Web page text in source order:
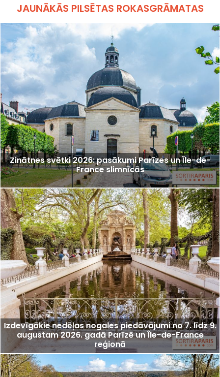
JAUNĀKĀS PILSĒTAS ROKASGRĀMATAS
Zinātnes svētki 2026: pasākumi Parīzes un Île-de-
France slimnīcās
Izdevīgākie nedēļas nogales piedāvājumi no 7. līdz 9.
augustam 2026. gadā Parīzē un Île-de-France
reģionā